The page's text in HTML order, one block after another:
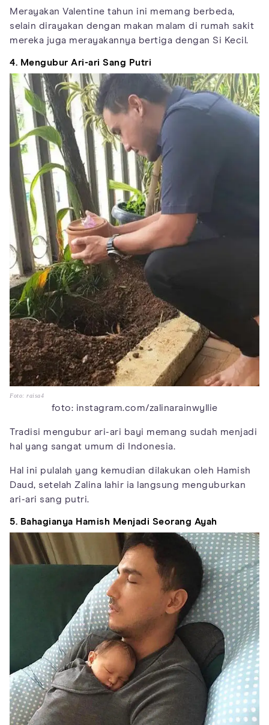
Merayakan Valentine tahun ini memang berbeda,
selain dirayakan dengan makan malam di rumah sakit
mereka juga merayakannya bertiga dengan Si Kecil.
4. Mengubur Ari-ari Sang Putri
Foto: raisa4
foto: instagram.com/zalinarainwyllie
Tradisi mengubur ari-ari bayi memang sudah menjadi
hal yang sangat umum di Indonesia.
Hal ini pulalah yang kemudian dilakukan oleh Hamish
Daud, setelah Zalina lahir ia langsung menguburkan
ari-ari sang putri.
5. Bahagianya Hamish Menjadi Seorang Ayah